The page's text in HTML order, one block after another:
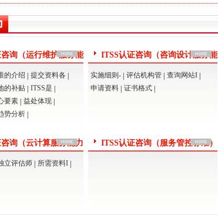
询（运行维护服务能
的介绍 提交资料各
的补贴 ITSS是
要素 益处体现
势分析
ITSS认证咨询（咨询设计服务能
实施细则- 评估机构管 查询网站I
申请资料
证书格式
询（云计算服务能力
立评估师 所需资料I
ITSS认证咨询（服务管控标准）